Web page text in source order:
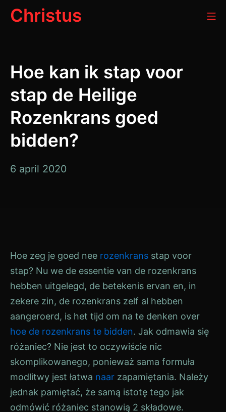
Meteen
naarChristus
Hoe kan ik stap voor
stap de Heilige
Rozenkrans goed
bidden?
6 april 2020
Hoe zeg je goed nee rozenkrans stap voor
stap? Nu we de essentie van de rozenkrans
hebben uitgelegd, de betekenis ervan en, in
zekere zin, de rozenkrans zelf al hebben
aangeroerd, is het tijd om na te denken over
hoe de rozenkrans te bidden. Jak odmawia się
różaniec? Nie jest to oczywiście nic
skomplikowanego, ponieważ sama formuła
modlitwy jest łatwa naar zapamiętania. Należy
jednak pamiętać, że samą istotę tego jak
odmówić różaniec stanowią 2 składowe.